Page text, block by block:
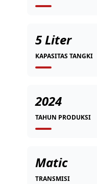
5 Liter
KAPASITAS TANGKI
2024
TAHUN PRODUKSI
Matic
TRANSMISI